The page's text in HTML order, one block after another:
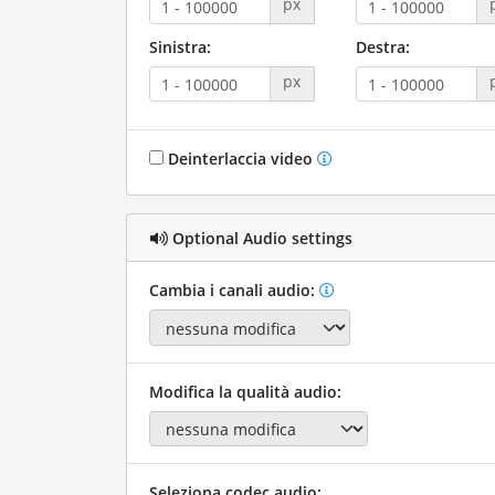
px
Sinistra:
px
Destra:
Deinterlaccia video
Optional Audio settings
Cambia i canali audio:
Modifica la qualità audio: